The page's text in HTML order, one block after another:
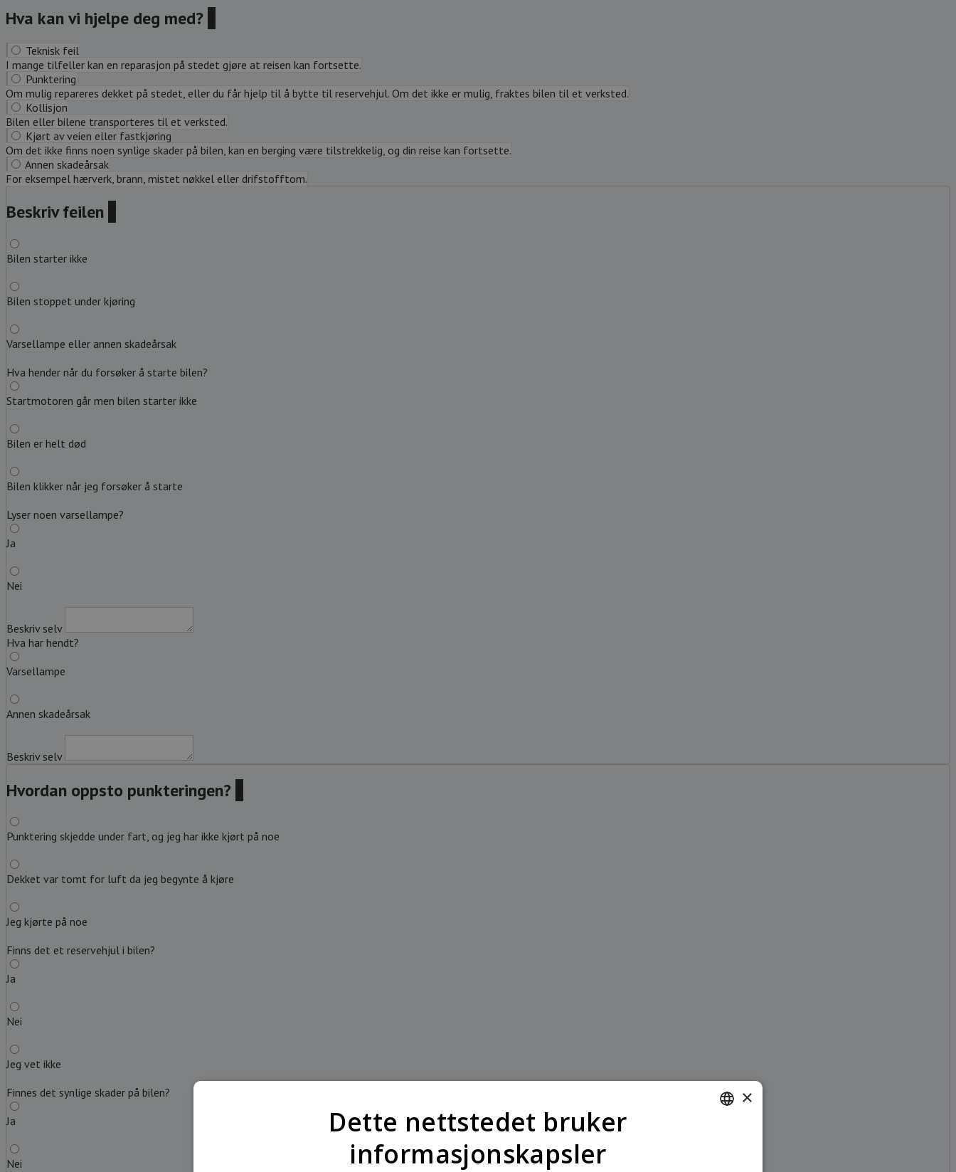
Hva kan vi hjelpe deg med?
Teknisk feil
I mange tilfeller kan en reparasjon på stedet gjøre at reisen kan fortsette.
Punktering
Om mulig repareres dekket på stedet, eller du får hjelp til å bytte til reservehjul. Om det ikke er mulig, fraktes bilen til et verksted.
Kollisjon
Bilen eller bilene transporteres til et verksted.
Kjørt av veien eller fastkjøring
Om det ikke finns noen synlige skader på bilen, kan en berging være tilstrekkelig, og din reise kan fortsette.
Annen skadeårsak
For eksempel hærverk, brann, mistet nøkkel eller drifstofftom.
Beskriv feilen
Bilen starter ikke
Bilen stoppet under kjøring
Varsellampe eller annen skadeårsak
Hva hender når du forsøker å starte bilen?
Startmotoren går men bilen starter ikke
Bilen er helt død
Bilen klikker når jeg forsøker å starte
Lyser noen varsellampe?
Ja
Nei
Beskriv selv
Hva har hendt?
Varsellampe
Annen skadeårsak
Beskriv selv
Hvordan oppsto punkteringen?
Punktering skjedde under fart, og jeg har ikke kjørt på noe
Dekket var tomt for luft da jeg begynte å kjøre
Jeg kjørte på noe
Finns det et reservehjul i bilen?
Ja
Nei
Jeg vet ikke
Finnes det synlige skader på bilen?
Ja
Nei
×
Dette nettstedet bruker
informasjonskapsler